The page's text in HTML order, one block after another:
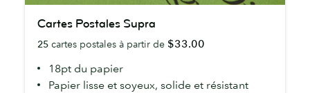
Postales
Supra
Cartes Postales Supra
25 cartes postales à partir de $33.00
18pt du papier
Papier lisse et soyeux, solide et résistant